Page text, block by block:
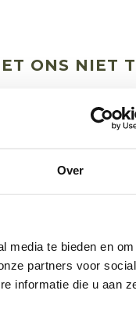
Over
media te bieden en om
partners voor social
informatie die u aan
ONS NIET
delen we altijd
gezellige
avonden. Bij
we samen
ons niet te